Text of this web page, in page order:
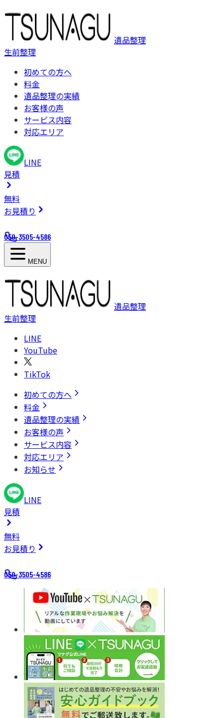
遺品整理
生前整理
初めての方へ
料金
遺品整理の実績
お客様の声
サービス内容
対応エリア
LINE
見積
無料
お見積り
050-3505-4586
MENU
遺品整理
生前整理
LINE
YouTube
TikTok
初めての方へ
料金
遺品整理の実績
お客様の声
サービス内容
対応エリア
お知らせ
LINE
見積
無料
お見積り
050-3505-4586